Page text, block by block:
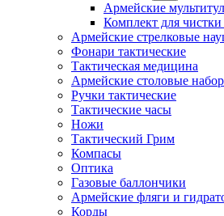
Армейские
Комплект для
Армейские стрелковые
Фонари тактические
Тактическая медицина
Армейские столовые
Ручки тактические
Тактические часы
Ножи
Тактический Грим
Компасы
Оптика
Газовые баллончики
Армейские фляги и
Корды